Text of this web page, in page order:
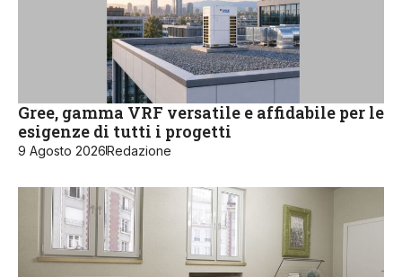
Gree, gamma VRF versatile e affidabile per le
esigenze di tutti i progetti
9 Agosto 2026Redazione